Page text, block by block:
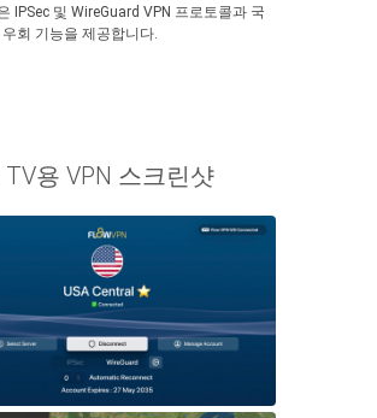
IPSec 및 WireGuard VPN 프로토콜과 국
우회 기능을 제공합니다.
용 VPN 스크린샷